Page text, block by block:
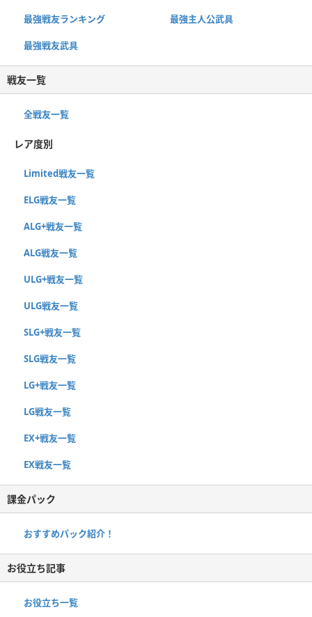
最強戦友ランキング 最強主人公武具
最強戦友武具
戦友一覧
全戦友一覧
レア度別
Limited戦友一覧
ELG戦友一覧
ALG+戦友一覧
ALG戦友一覧
ULG+戦友一覧
ULG戦友一覧
SLG+戦友一覧
SLG戦友一覧
LG+戦友一覧
LG戦友一覧
EX+戦友一覧
EX戦友一覧
課金パック
おすすめパック紹介！
お役立ち記事
お役立ち一覧